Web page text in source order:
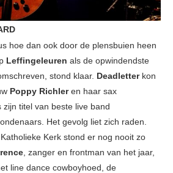
hoe dan ook door de plensbuien heen
Leffingeleuren als de opwindendste
stond klaar. Deadletterkon
Poppy Richleren haar sax
zijn titel van beste live band
Het gevolg liet zich raden.
Kerk stond er nog nooit zo
, zanger en frontman van het jaar,
line dance cowboyhoed, de